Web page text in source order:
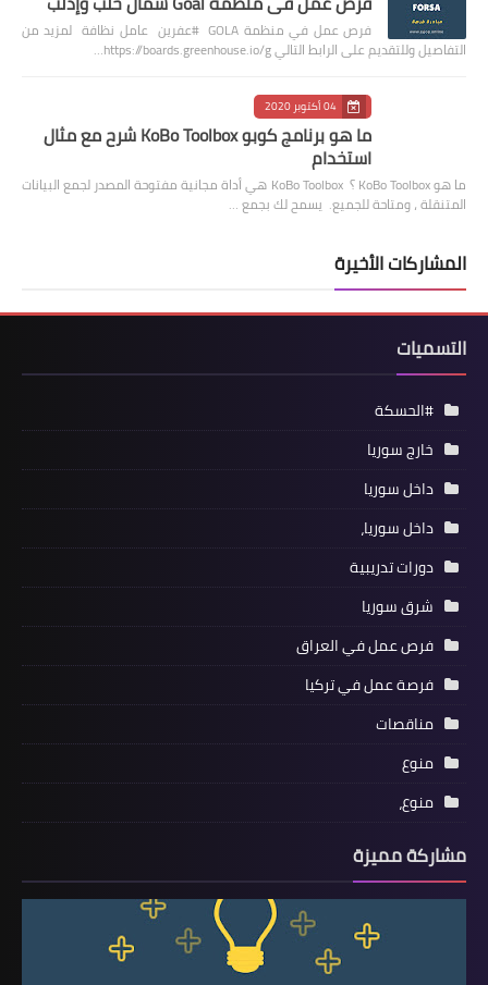
فرص عمل في منظمة GOLA #عفرين عامل نظافة لمزيد من
التفاصيل وللتقديم على الرابط التالي https://boards.greenhouse.io/g…
04 أكتوبر 2020
ما هو برنامج كوبو KoBo Toolbox شرح مع مثال
استخدام
ما هو KoBo Toolbox ؟ KoBo Toolbox هي أداة مجانية مفتوحة المصدر لجمع البيانات
المتنقلة ، ومتاحة للجميع. يسمح لك بجمع …
المشاركات الأخيرة
التسميات
#الحسكة
خارج سوريا
داخل سوريا
داخل سوريا،
دورات تدريبية
شرق سوريا
فرص عمل في العراق
فرصة عمل في تركيا
مناقصات
منوع
منوع،
مشاركة مميزة